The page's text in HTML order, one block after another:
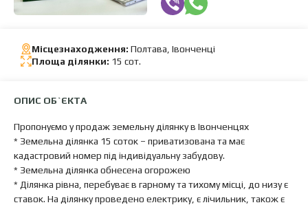
Місцезнаходження: Полтава, Івонченці
Площа ділянки: 15 сот.
ОПИС ОБ`ЄКТА
Пропонуємо у продаж земельну ділянку в Івонченцях
* Земельна ділянка 15 соток – приватизована та має
кадастровий номер під індивідуальну забудову.
* Земельна ділянка обнесена огорожею
* Ділянка рівна, перебуває в гарному та тихому місці, до низу є
ставок. На ділянку проведено електрику, є лічильник, також є